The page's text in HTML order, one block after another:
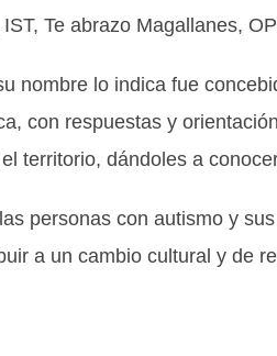
Te abrazo Magallanes,
nombre lo indica fue
con respuestas y
territorio, dándoles a
personas con autismo y
a un cambio cultural y de